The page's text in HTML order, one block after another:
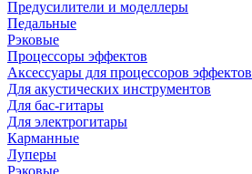
Предусилители и моделлеры
Педальные
Рэковые
Процессоры эффектов
Аксессуары для процессоров эффектов
Для акустических инструментов
Для бас-гитары
Для электрогитары
Карманные
Луперы
Рэковые